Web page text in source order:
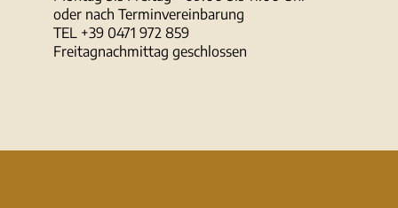
oder nach Terminvereinbarung
TEL +39 0471 972 859
Freitagnachmittag geschlossen